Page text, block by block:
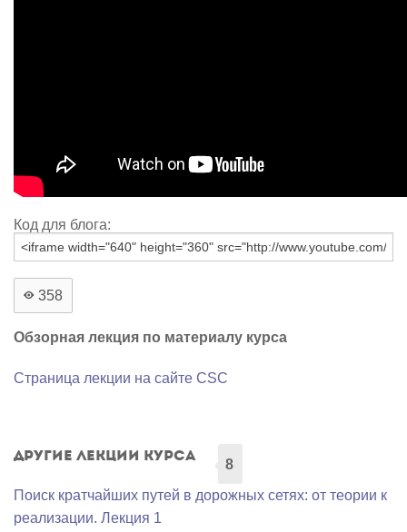
Код для блога:
358
Обзорная лекция по материалу курса
Страница лекции на сайте CSC
Другие лекции курса
8
Поиск кратчайших путей в дорожных сетях: от теории к
реализации. Лекция 1